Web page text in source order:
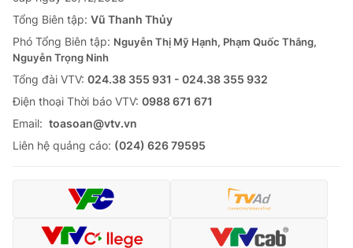
Tổng Biên tập: Vũ Thanh Thủy
Phó Tổng Biên tập: Nguyễn Thị Mỹ Hạnh, Phạm Quốc Thắng,
Nguyễn Trọng Ninh
Tổng đài VTV: 024.38 355 931 - 024.38 355 932
Ðiện thoại Thời báo VTV: 0988 671 671
Email: toasoan@vtv.vn
Liên hệ quảng cáo: (024) 626 79595